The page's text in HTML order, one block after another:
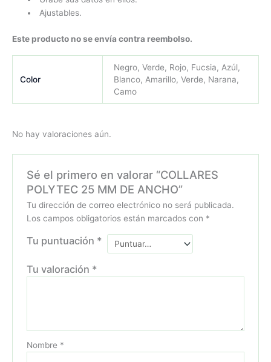
Ajustables.
Este producto no se envía contra reembolso.
Color
Negro, Verde, Rojo, Fucsia, Azúl,
Blanco, Amarillo, Verde, Narana,
Camo
No hay valoraciones aún.
Sé el primero en valorar “COLLARES
POLYTEC 25 MM DE ANCHO”
Tu dirección de correo electrónico no será publicada.
Los campos obligatorios están marcados con *
Tu puntuación *
Tu valoración *
Nombre *